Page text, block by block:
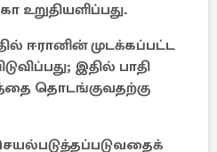
உறுதியளிப்பது.
ஈரானின் முடக்கப்பட்ட
இதில் பாதி
தொடங்குவதற்கு